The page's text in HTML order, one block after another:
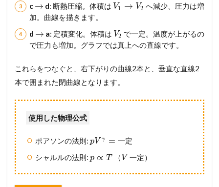
c → d: 断熱圧縮。体積は V1 → V2 へ減少、圧力は増
加。曲線を描きます。
d → a: 定積変化。体積は V2 で一定。温度が上がるの
で圧力も増加。グラフでは真上への直線です。
これらをつなぐと、右下がりの曲線2本と、垂直な直線2
本で囲まれた閉曲線となります。
使用した物理公式
ポアソンの法則: pV γ = 一定
シャルルの法則: p ∝ T （ V 一定）